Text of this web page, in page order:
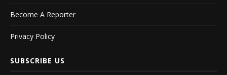
Become A Reporter
Privacy Policy
SUBSCRIBE US